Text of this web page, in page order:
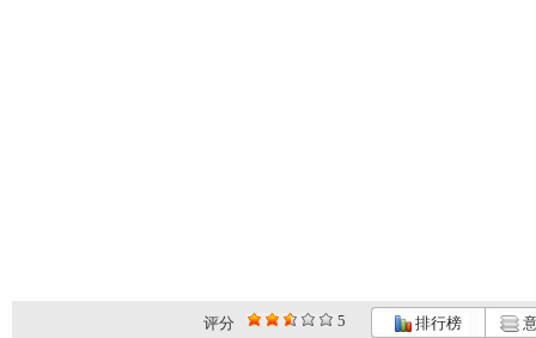
评分 5 排行榜